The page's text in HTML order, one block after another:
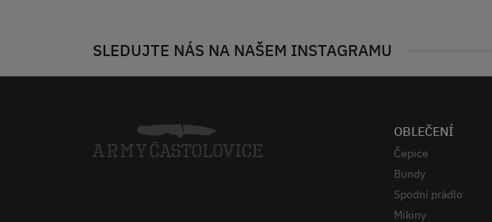
SLEDUJTE NÁS NA NAŠEM INSTAGRAMU
OBLEČENÍ
Čepice
Bundy
Spodní prádlo
Mikiny